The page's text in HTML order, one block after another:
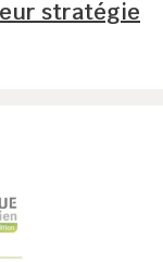
stratégie